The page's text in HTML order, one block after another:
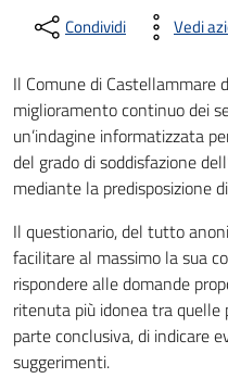
Condividi Vedi
Il Comune di Castellammare
miglioramento continuo dei
un’indagine informatizzata
del grado di soddisfazione
mediante la predisposizione
Il questionario, del tutto
facilitare al massimo la sua
rispondere alle domande
ritenuta più idonea tra
parte conclusiva, di indicare
suggerimenti.